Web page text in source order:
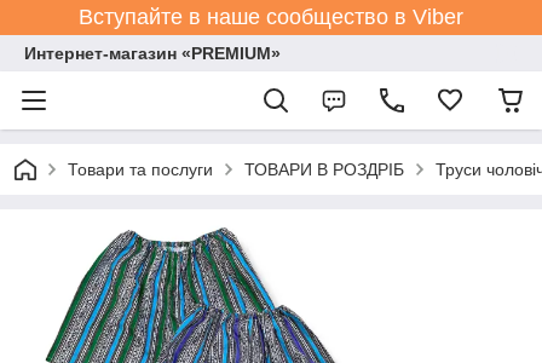
Вступайте в наше сообщество в Viber
Интернет-магазин «PREMIUM»
Товари та послуги ТОВАРИ В РОЗДРІБ Труси